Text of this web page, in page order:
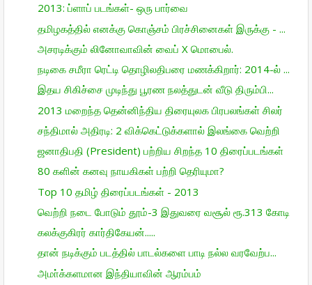
2013: ப்ளாப் படங்கள்- ஒரு பார்வை
தமிழகத்தில் எனக்கு கொஞ்சம் பிரச்சினைகள் இருக்கு - ...
அசரடிக்கும் லினோவாவின் வைப் X மொபைல்.
நடிகை சமீரா ரெட்டி தொழிலதிபரை மணக்கிறார்: 2014-ல் ...
இதய சிகிச்சை முடிந்து பூரண நலத்துடன் வீடு திரும்பி...
2013 மறைந்த தென்னிந்திய திரையுலக பிரபலங்கள் சிலர்
சந்திமால் அதிரடி: 2 விக்கெட்டுக்களால் இலங்கை வெற்றி
ஜனாதிபதி (President) பற்றிய சிறந்த 10 திரைப்படங்கள்
80 களின் கனவு நாயகிகள் பற்றி தெரியுமா?
Top 10 தமிழ் திரைப்படங்கள் - 2013
வெற்றி நடை போடும் தூம்-3 இதுவரை வசூல் ரூ.313 கோடி
கலக்குகிரர் கார்திகேயன்.....
தான் நடிக்கும் படத்தில் பாடல்களை பாடி நல்ல வரவேற்ப...
அமா்க்களமான இந்தியாவின் ஆரம்பம்